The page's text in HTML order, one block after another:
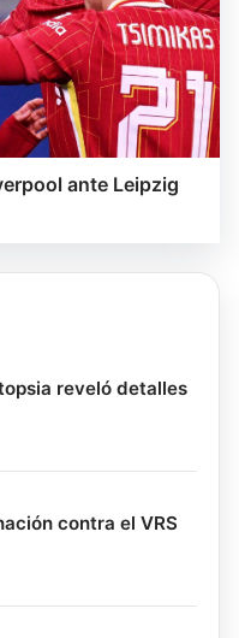
ante Leipzig
reveló detalles
contra el VRS